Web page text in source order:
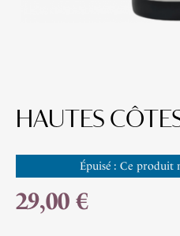
HAUTES
Épuisé : Ce produit
29,00 €